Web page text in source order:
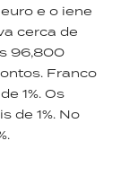
e o iene
cerca de
96,800
Franco
1%. Os
de 1%. No